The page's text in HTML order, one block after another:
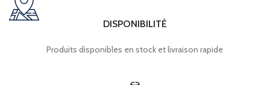
DISPONIBILITÉ
Produits disponibles en stock et livraison rapide